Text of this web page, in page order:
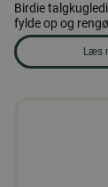
Birdie
fylde op og
Læs